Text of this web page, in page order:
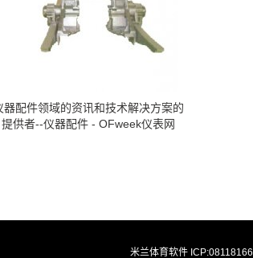
器配件领域的资讯和技术解决方案的
提供者--仪器配件 - OFweek仪表网
米兰体育软件 ICP:08118166